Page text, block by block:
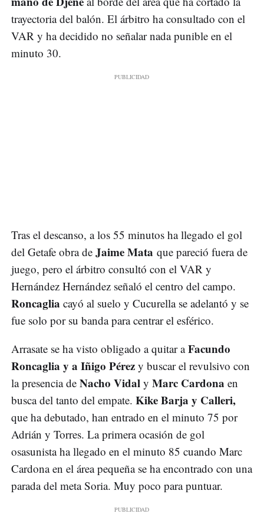
trayectoria del balón. El árbitro ha consultado con el
VAR y ha decidido no señalar nada punible en el
minuto 30.
Tras el descanso, a los 55 minutos ha llegado el gol
del Getafe obra de Jaime Mata que pareció fuera de
juego, pero el árbitro consultó con el VAR y
Hernández Hernández señaló el centro del campo.
Roncaglia cayó al suelo y Cucurella se adelantó y se
fue solo por su banda para centrar el esférico.
Arrasate se ha visto obligado a quitar aFacundo
Roncaglia y a Iñigo Pérez y buscar el revulsivo con
la presencia de Nacho Vidal y Marc Cardona en
busca del tanto del empate. Kike Barja y Calleri,
que ha debutado, han entrado en el minuto 75 por
Adrián y Torres. La primera ocasión de gol
osasunista ha llegado en el minuto 85 cuando Marc
Cardona en el área pequeña se ha encontrado con una
parada del meta Soria. Muy poco para puntuar.